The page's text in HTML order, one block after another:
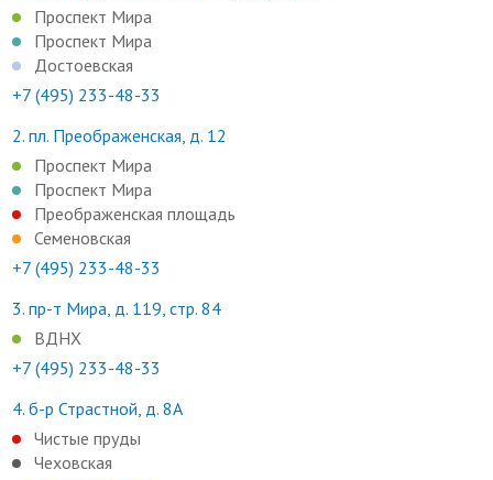
Проспект Мира
Проспект Мира
Достоевская
+7 (495) 233-48-33
2. пл. Преображенская, д. 12
Проспект Мира
Проспект Мира
Преображенская площадь
Семеновская
+7 (495) 233-48-33
3. пр-т Мира, д. 119, стр. 84
ВДНХ
+7 (495) 233-48-33
4. б-р Страстной, д. 8А
Чистые пруды
Чеховская